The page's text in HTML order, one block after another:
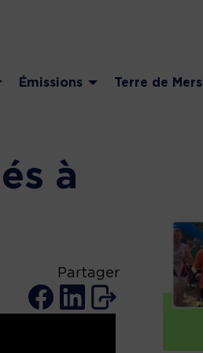
Émissions Terre de Mers
à
Partager